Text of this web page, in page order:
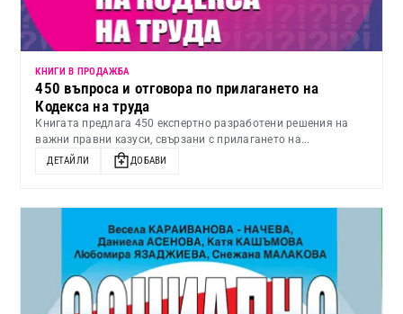
КНИГИ В ПРОДАЖБА
450 въпроса и отговора по прилагането на
Кодекса на труда
Книгата предлага 450 експертно разработени решения на
важни правни казуси, свързани с прилагането на...
ДЕТАЙЛИ ДОБАВИ